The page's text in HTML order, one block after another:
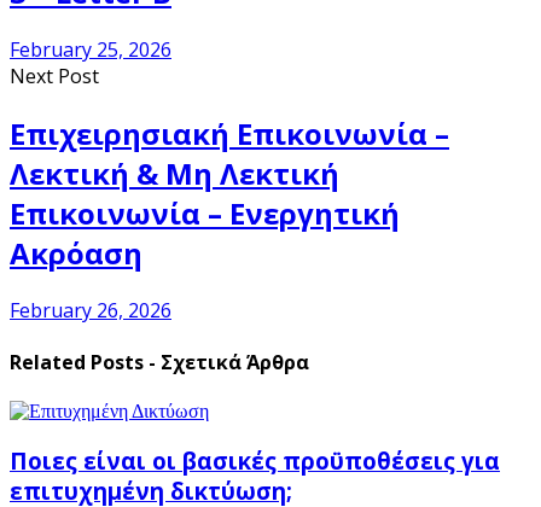
February 25, 2026
Next Post
Επιχειρησιακή Επικοινωνία –
Λεκτική & Μη Λεκτική
Επικοινωνία – Ενεργητική
Ακρόαση
February 26, 2026
Related Posts - Σχετικά Άρθρα
Ποιες είναι οι βασικές προϋποθέσεις για
επιτυχημένη δικτύωση;